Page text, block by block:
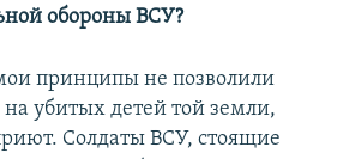
обороны ВСУ?
принципы не позволили
убитых детей той земли,
Солдаты ВСУ, стоящие